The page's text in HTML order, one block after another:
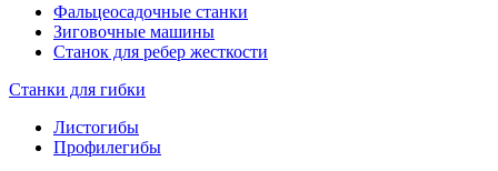
Фальцеосадочные станки
Зиговочные машины
Станок для ребер жесткости
Станки для гибки
Листогибы
Профилегибы